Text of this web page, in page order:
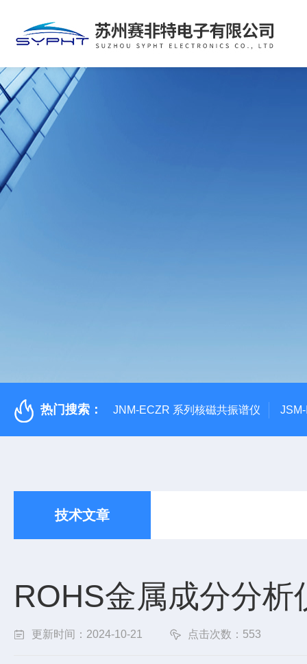
热门搜索： JNM-ECZR 系列核磁共振谱仪
技术文章
ROHS金属成分分
更新时间：2024-10-21 点击次数：553